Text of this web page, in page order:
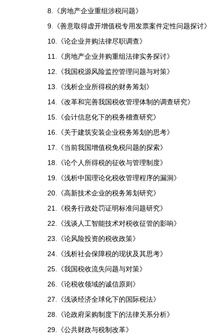
8. 《房地产企业重组涉税问题》
9. 《善意取得虚开增值税专用发票案件定性问题探讨》
10. 《论企业并购法律尽职调查》
11. 《房地产企业并购重组法律实务探讨》
12. 《我国税源风险监控管理问题与对策》
13. 《浅析企业所得税的财务筹划》
14. 《改革和完善我国税收管理体制的调查研究》
15. 《会计信息化下的税务稽查研究》
16. 《关于建筑安装企业税务筹划的思考》
17. 《当前我国增值税免税问题的探索》
18. 《论个人所得税的征收与管理制度》
19. 《浅析中国理论化税收管理程序的漏洞》
20. 《高新技术企业的税务筹划研究》
21. 《税务行政处罚证明标准问题研究》
22. 《浅谈人工智能技术对税收征管的影响》
23. 《论风险投资的税收政策》
24. 《浅析社会保障税的现状及其思考》
25. 《我国税收流失问题与对策》
26. 《论税收领域的诚信原则》
27. 《浅谈经济全球化下的国际税法》
28. 《论政府采购制度下的法律关系分析》
29. 《公共财政与税制改革》